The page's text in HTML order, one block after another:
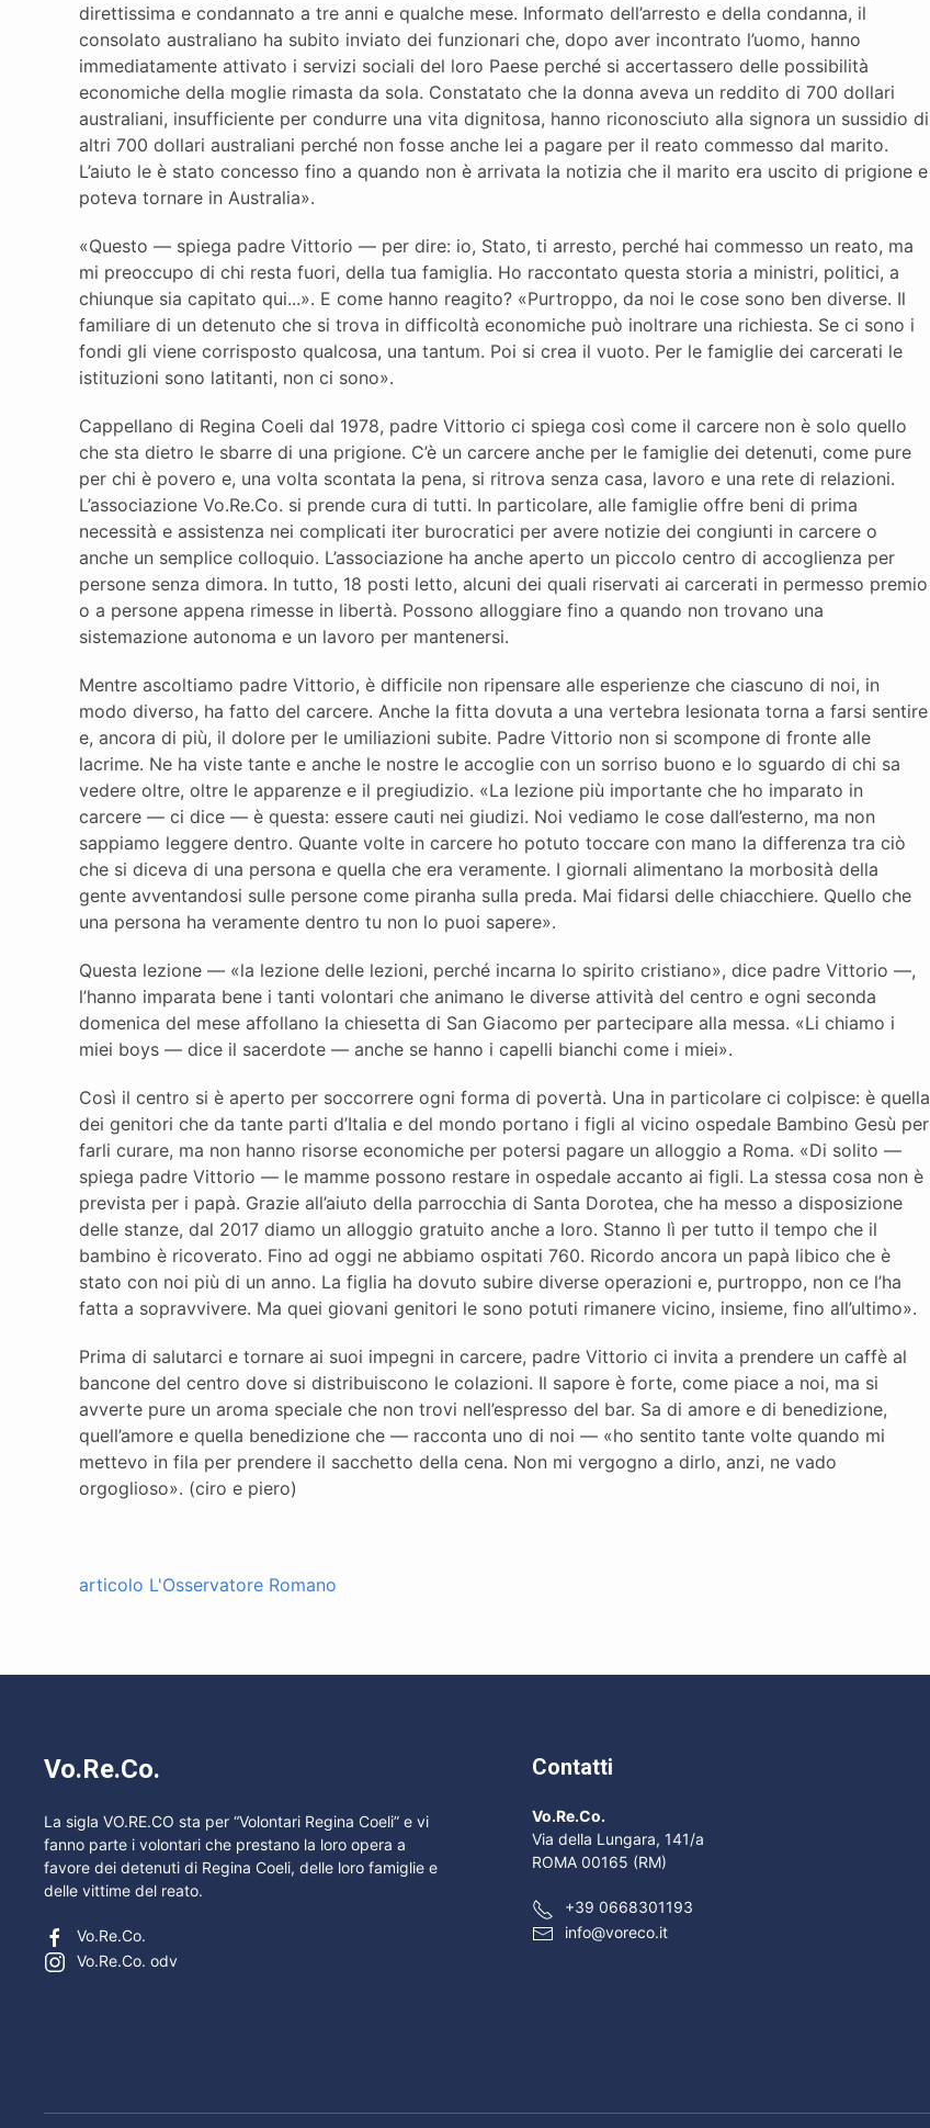
direttissima e condannato a tre anni e qualche mese. Informato dell’arresto e della condanna, il
consolato australiano ha subito inviato dei funzionari che, dopo aver incontrato l’uomo, hanno
immediatamente attivato i servizi sociali del loro Paese perché si accertassero delle possibilità
economiche della moglie rimasta da sola. Constatato che la donna aveva un reddito di 700 dollari
australiani, insufficiente per condurre una vita dignitosa, hanno riconosciuto alla signora un sussidio di
altri 700 dollari australiani perché non fosse anche lei a pagare per il reato commesso dal marito.
L’aiuto le è stato concesso fino a quando non è arrivata la notizia che il marito era uscito di prigione e
poteva tornare in Australia».
«Questo — spiega padre Vittorio — per dire: io, Stato, ti arresto, perché hai commesso un reato, ma
mi preoccupo di chi resta fuori, della tua famiglia. Ho raccontato questa storia a ministri, politici, a
chiunque sia capitato qui...». E come hanno reagito? «Purtroppo, da noi le cose sono ben diverse. Il
familiare di un detenuto che si trova in difficoltà economiche può inoltrare una richiesta. Se ci sono i
fondi gli viene corrisposto qualcosa, una tantum. Poi si crea il vuoto. Per le famiglie dei carcerati le
istituzioni sono latitanti, non ci sono».
Cappellano di Regina Coeli dal 1978, padre Vittorio ci spiega così come il carcere non è solo quello
che sta dietro le sbarre di una prigione. C’è un carcere anche per le famiglie dei detenuti, come pure
per chi è povero e, una volta scontata la pena, si ritrova senza casa, lavoro e una rete di relazioni.
L’associazione Vo.Re.Co. si prende cura di tutti. In particolare, alle famiglie offre beni di prima
necessità e assistenza nei complicati iter burocratici per avere notizie dei congiunti in carcere o
anche un semplice colloquio. L’associazione ha anche aperto un piccolo centro di accoglienza per
persone senza dimora. In tutto, 18 posti letto, alcuni dei quali riservati ai carcerati in permesso premio
o a persone appena rimesse in libertà. Possono alloggiare fino a quando non trovano una
sistemazione autonoma e un lavoro per mantenersi.
Mentre ascoltiamo padre Vittorio, è difficile non ripensare alle esperienze che ciascuno di noi, in
modo diverso, ha fatto del carcere. Anche la fitta dovuta a una vertebra lesionata torna a farsi sentire
e, ancora di più, il dolore per le umiliazioni subite. Padre Vittorio non si scompone di fronte alle
lacrime. Ne ha viste tante e anche le nostre le accoglie con un sorriso buono e lo sguardo di chi sa
vedere oltre, oltre le apparenze e il pregiudizio. «La lezione più importante che ho imparato in
carcere — ci dice — è questa: essere cauti nei giudizi. Noi vediamo le cose dall’esterno, ma non
sappiamo leggere dentro. Quante volte in carcere ho potuto toccare con mano la differenza tra ciò
che si diceva di una persona e quella che era veramente. I giornali alimentano la morbosità della
gente avventandosi sulle persone come piranha sulla preda. Mai fidarsi delle chiacchiere. Quello che
una persona ha veramente dentro tu non lo puoi sapere».
Questa lezione — «la lezione delle lezioni, perché incarna lo spirito cristiano», dice padre Vittorio —,
l’hanno imparata bene i tanti volontari che animano le diverse attività del centro e ogni seconda
domenica del mese affollano la chiesetta di San Giacomo per partecipare alla messa. «Li chiamo i
miei boys — dice il sacerdote — anche se hanno i capelli bianchi come i miei».
Così il centro si è aperto per soccorrere ogni forma di povertà. Una in particolare ci colpisce: è quella
dei genitori che da tante parti d’Italia e del mondo portano i figli al vicino ospedale Bambino Gesù per
farli curare, ma non hanno risorse economiche per potersi pagare un alloggio a Roma. «Di solito —
spiega padre Vittorio — le mamme possono restare in ospedale accanto ai figli. La stessa cosa non è
prevista per i papà. Grazie all’aiuto della parrocchia di Santa Dorotea, che ha messo a disposizione
delle stanze, dal 2017 diamo un alloggio gratuito anche a loro. Stanno lì per tutto il tempo che il
bambino è ricoverato. Fino ad oggi ne abbiamo ospitati 760. Ricordo ancora un papà libico che è
stato con noi più di un anno. La figlia ha dovuto subire diverse operazioni e, purtroppo, non ce l’ha
fatta a sopravvivere. Ma quei giovani genitori le sono potuti rimanere vicino, insieme, fino all’ultimo».
Prima di salutarci e tornare ai suoi impegni in carcere, padre Vittorio ci invita a prendere un caffè al
bancone del centro dove si distribuiscono le colazioni. Il sapore è forte, come piace a noi, ma si
avverte pure un aroma speciale che non trovi nell’espresso del bar. Sa di amore e di benedizione,
quell’amore e quella benedizione che — racconta uno di noi — «ho sentito tante volte quando mi
mettevo in fila per prendere il sacchetto della cena. Non mi vergogno a dirlo, anzi, ne vado
orgoglioso». (ciro e piero)
articolo L'Osservatore Romano
Vo.Re.Co.
La sigla VO.RE.CO sta per “Volontari Regina Coeli” e vi
fanno parte i volontari che prestano la loro opera a
favore dei detenuti di Regina Coeli, delle loro famiglie e
delle vittime del reato.
Vo.Re.Co.
Vo.Re.Co. odv
Contatti
Vo.Re.Co.
Via della Lungara, 141/a
ROMA 00165 (RM)
+39 0668301193
info@voreco.it